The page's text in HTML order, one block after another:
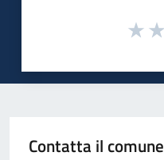
Contatta il comune